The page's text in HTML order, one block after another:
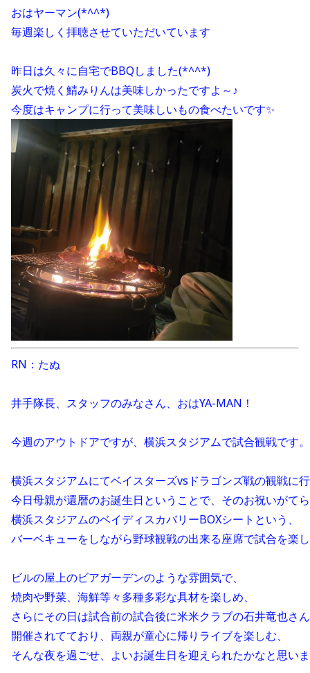
おはヤーマン(*^^*)
毎週楽しく拝聴させていただいています
昨日は久々に自宅でBBQしました(*^^*)
炭火で焼く鯖みりんは美味しかったですよ～♪
今度はキャンプに行って美味しいもの食べたいです✨
RN：たぬ
井手隊長、スタッフのみなさん、おはYA-MAN！
今週のアウトドアですが、横浜スタジアムで試合観戦です。
横浜スタジアムにてベイスターズvsドラゴンズ戦の観戦に
今日母親が還暦のお誕生日ということで、そのお祝いがて
横浜スタジアムのベイディスカバリーBOXシートという、
バーベキューをしながら野球観戦の出来る座席で試合を楽
ビルの屋上のビアガーデンのような雰囲気で、
焼肉や野菜、海鮮等々多種多彩な具材を楽しめ、
さらにその日は試合前の試合後に米米クラブの石井竜也さ
開催されてており、両親が童心に帰りライブを楽しむ、
そんな夜を過ごせ、よいお誕生日を迎えられたかなと思い